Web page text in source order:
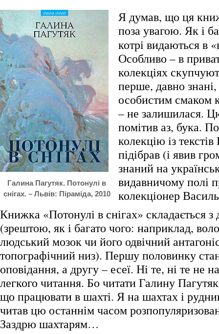
Галина Пагутяк. Потонулі в
снігах. – Львів: Піраміда, 2010
Я думав, що ця
поза увагою. Як і
котрі видаються в
Особливо – в
колекціях
перше, давно
особистим смаком
– не залишилася.
помітив аз, бука.
колекцію із
підібрав (і явив
знаний на
видавничому полі
колекціонер
Книжка «Потонулі в снігах» складається
(зрештою, як і багато чого: наприклад,
людський мозок чи його одвічний
топографічний низ). Першу половинку
оповідання, а другу – есеї. Ні те, ні те не
легкого читання. Бо читати Галину
що працювати в шахті. Я на шахтах і
читав цю останнім часом
Заздрю шахтарям…